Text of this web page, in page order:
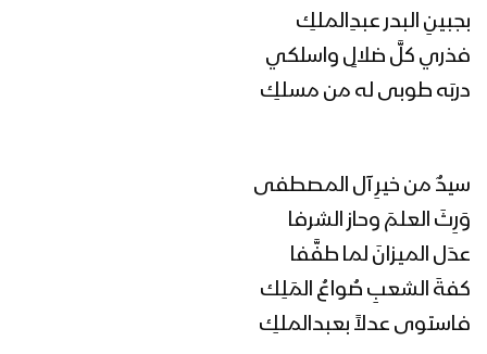
بجبينِ البدر عبدِالملكِ
فذري كلَّ ضلالٍ واسلكي
دربَه طوبى له من مسلكِ
سيدٌ من خيرِ آل المصطفى
وَرِثَ العلمَ وحاز الشرفا
عدَل الميزانَ لما طفَّفا
كفةَ الشعبِ صُواعُ المَلِك
فاستوى عدلاً بعبدالملكِ